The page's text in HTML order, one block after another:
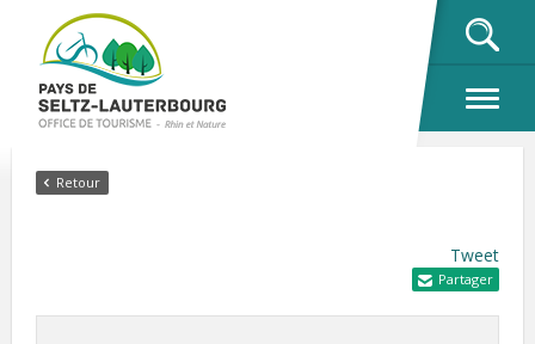
Retour
Tweet
Partager